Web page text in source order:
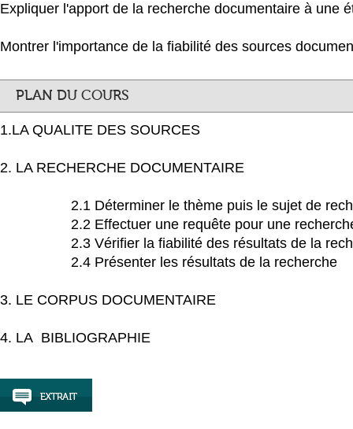
Expliquer l'apport de la recherche documentaire à une
Montrer l'importance de la fiabilité des sources
PLAN DU COURS
1.LA QUALITE DES SOURCES
2. LA RECHERCHE DOCUMENTAIRE
2.1 Déterminer le thème puis le sujet de
2.2 Effectuer une requête pour une
2.3 Vérifier la fiabilité des résultats de la
2.4 Présenter les résultats de la recherche
3. LE CORPUS DOCUMENTAIRE
4. LA BIBLIOGRAPHIE